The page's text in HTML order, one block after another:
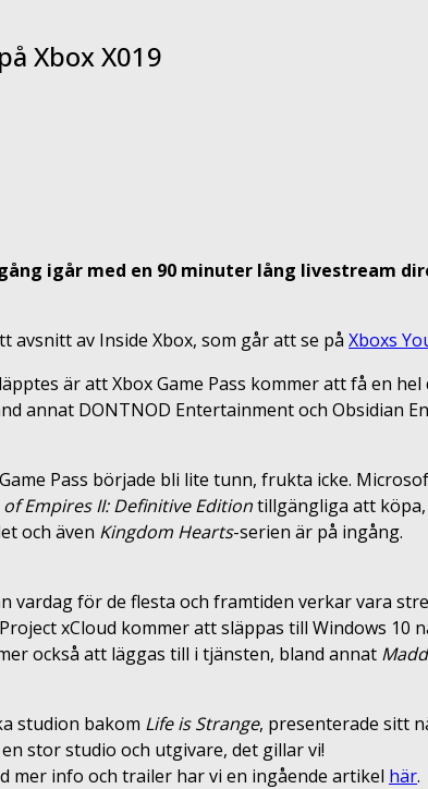
Xbox X019
igår med en 90 minuter lång livestream
avsnitt av Inside Xbox, som går att se på Xboxs
är att Xbox Game Pass kommer att få en
annat DONTNOD Entertainment och Obsidian
Pass började bli lite tunn, frukta icke.
of Empires II: Definitive Editiontillgängliga att
och även Kingdom Hearts-serien är på ingång.
vardag för de flesta och framtiden verkar vara
xCloud kommer att släppas till Windows 10
också att läggas till i tjänsten, bland annat
studion bakom Life is Strange, presenterade sitt
stor studio och utgivare, det gillar vi!
mer info och trailer har vi en ingående artikel här.